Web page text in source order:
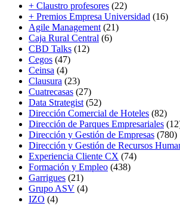
+ Claustro profesores (22)
+ Premios Empresa Universidad (16)
Agile Management (21)
Caja Rural Central (6)
CBD Talks (12)
Cegos (47)
Ceinsa (4)
Clausura (23)
Cuatrecasas (27)
Data Strategist (52)
Dirección Comercial de Hoteles (82)
Dirección de Parques Empresariales
Dirección y Gestión de Empresas (780)
Dirección y Gestión de Recursos
Experiencia Cliente CX (74)
Formación y Empleo (438)
Garrigues (21)
Grupo ASV (4)
IZO (4)